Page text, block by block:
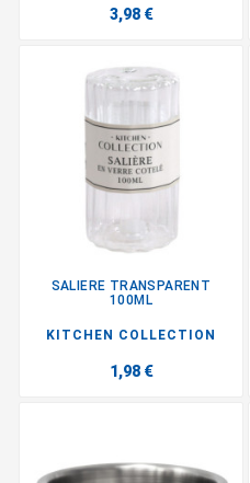
3,98 €
SALIERE TRANSPARENT
100ML
KITCHEN COLLECTION
1,98 €